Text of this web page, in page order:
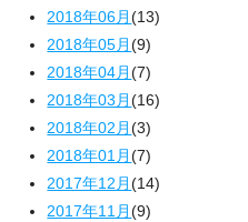
2018年06月(13)
2018年05月(9)
2018年04月(7)
2018年03月(16)
2018年02月(3)
2018年01月(7)
2017年12月(14)
2017年11月(9)